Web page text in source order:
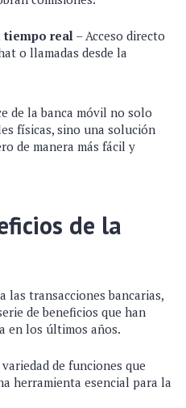
tiempo real – Acceso directo
o llamadas desde la
de la banca móvil no solo
físicas, sino una solución
de manera más fácil y
de la
las transacciones bancarias,
de beneficios que han
en los últimos años.
de funciones que
herramienta esencial para la